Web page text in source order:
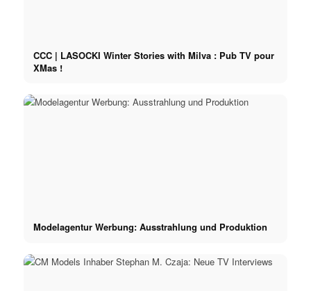
CCC | LASOCKI Winter Stories with Milva : Pub TV pour
XMas !
Modelagentur Werbung: Ausstrahlung und Produktion